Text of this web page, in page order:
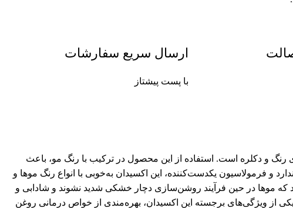
ارسال سریع سفارشات
با پست پیشتاز
در فرآیندهای رنگ‌ و دکلره است. استفاده از این محصول در ترکیب با رنگ مو، باعث
و فرمولاسیون یکدست‌کننده، این اکسیدان به‌خوبی با انواع رنگ موها و
که موها در حین فرآیند روشن‌سازی دچار خشکی شدید نشوند و شادابی و
از ویژگی‌های برجسته این اکسیدان، بهره‌مندی از خواص درمانی روغن